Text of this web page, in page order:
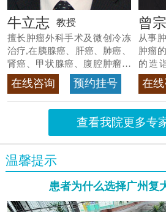
牛立志 教授
擅长肿瘤外科手术及微创冷冻
治疗,在胰腺癌、肝癌、肺癌、
肾癌、甲状腺癌、腹腔肿瘤等
>>查看专家详情
在线咨询 预约挂号
曾
从事
肿瘤
的造
癌，
首席
在
查看我院更多专
温馨提示
患者为什么选择广州复